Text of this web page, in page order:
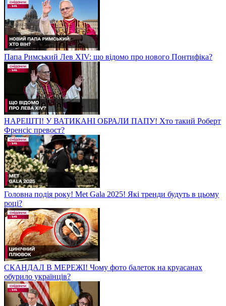
Папа Римський Лев XIV: що відомо про нового Понтифіка?
НАРЕШТІ! У ВАТИКАНІ ОБРАЛИ ПАПУ! Хто такий Роберт
Френсіс превост?
Головна подія року! Met Gala 2025! Які тренди будуть в цьому
році?
СКАНДАЛ В МЕРЕЖІ! Чому фото балеток на круасанах
обурило українців?